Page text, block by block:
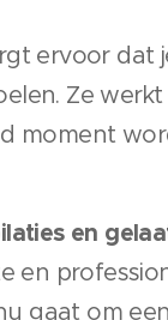
ervoor dat
Ze
moment
en
en
gaat om